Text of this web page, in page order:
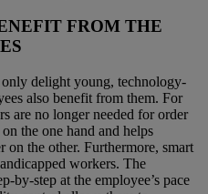
FROM THE
only delight young, technology-
also benefit from them. For
are no longer needed for order
the one hand and helps
on the other. Furthermore, smart
workers. The
by-step at the employee’s pace